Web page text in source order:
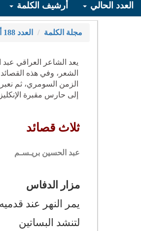
العدد الحالي أرشيف الكلمة
مجلة الكلمة العدد 188 أكتوبر 2023
يعد الشاعر العراقي
الشعر، وفي هذه
الزمن السومري، ثم
إلى حارس مقبرة
ثلاث قصائد
عبد الحسين بريـسـم
مزار الدفاس
يمر النهر عند قدميه
لتنشد البساتين